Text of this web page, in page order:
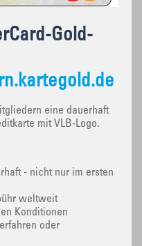
Gold-
eine dauerhaft
mit VLB-Logo.
- nicht nur im ersten
weltweit
Konditionen
oder